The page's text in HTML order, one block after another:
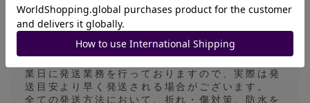
※発送方法は普通郵便、ゆうパケット、ゆうパッ
ク、一般書留のいずれかで行います。基本的には
発送方法の指定は対応しておりませんので、あら
かじめご了承ください。
発送目安は3〜4日になっておりますが、平日の営
業日に発送業務を行っておりますので、実際は発
送目安より早く発送される場合がございます。
全ての発送方法において、折れ・傷対策、防水を